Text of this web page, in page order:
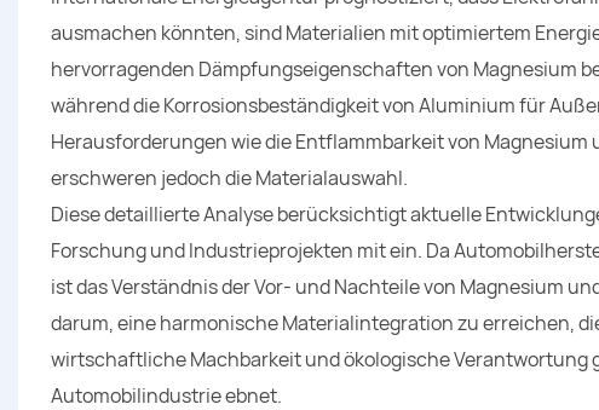
ausmachen könnten, sind Materialien mit optimiertem
hervorragenden Dämpfungseigenschaften von Magnesium
während die Korrosionsbeständigkeit von Aluminium für
Herausforderungen wie die Entflammbarkeit von
erschweren jedoch die Materialauswahl.
Diese detaillierte Analyse berücksichtigt aktuelle
Forschung und Industrieprojekten mit ein. Da
ist das Verständnis der Vor- und Nachteile von Magnesium
darum, eine harmonische Materialintegration zu erreichen,
wirtschaftliche Machbarkeit und ökologische Verantwortung
Automobilindustrie ebnet.